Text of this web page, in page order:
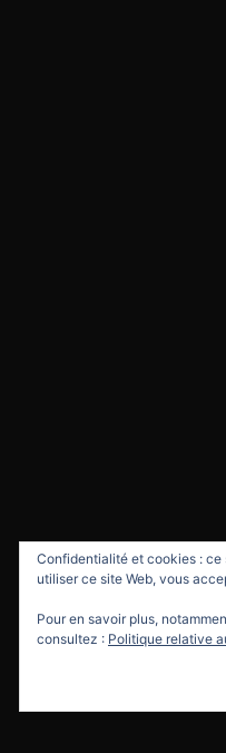
Confidentialité et cookies : ce
utiliser ce site Web, vous
Pour en savoir plus,
consultez : Politique relative